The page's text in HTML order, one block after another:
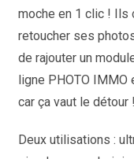
moche en 1 clic ! Ils
retoucher ses
de rajouter un
ligne PHOTO IMMO
car ça vaut le détour !
Deux utilisations :